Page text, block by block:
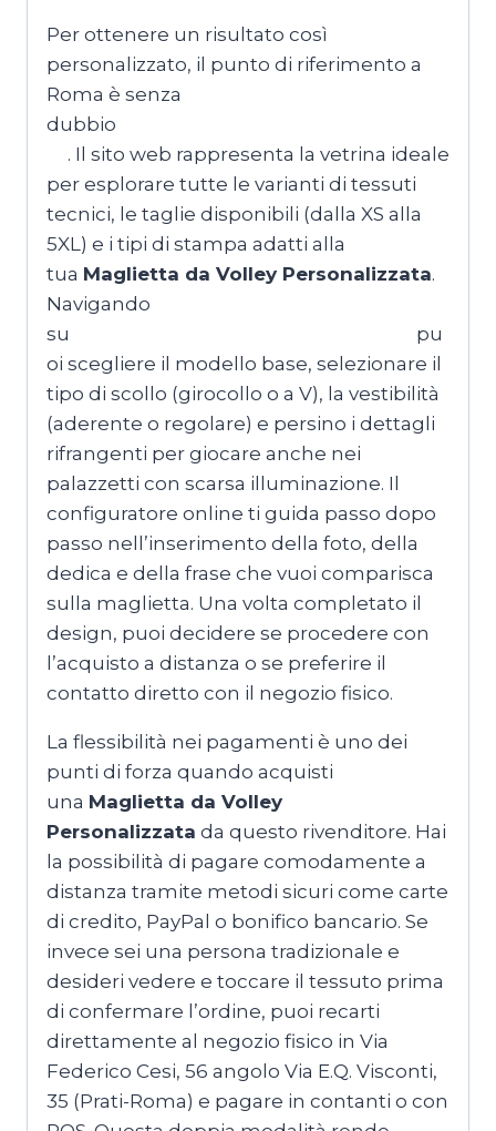
Per ottenere un risultato così
personalizzato, il punto di riferimento a
Roma è senza
dubbio
. Il sito web rappresenta la vetrina ideale
per esplorare tutte le varianti di tessuti
tecnici, le taglie disponibili (dalla XS alla
5XL) e i tipi di stampa adatti alla
tua Maglietta da Volley Personalizzata.
Navigando
su
pu
oi scegliere il modello base, selezionare il
tipo di scollo (girocollo o a V), la vestibilità
(aderente o regolare) e persino i dettagli
rifrangenti per giocare anche nei
palazzetti con scarsa illuminazione. Il
configuratore online ti guida passo dopo
passo nell’inserimento della foto, della
dedica e della frase che vuoi comparisca
sulla maglietta. Una volta completato il
design, puoi decidere se procedere con
l’acquisto a distanza o se preferire il
contatto diretto con il negozio fisico.
La flessibilità nei pagamenti è uno dei
punti di forza quando acquisti
una Maglietta da Volley
Personalizzata da questo rivenditore. Hai
la possibilità di pagare comodamente a
distanza tramite metodi sicuri come carte
di credito, PayPal o bonifico bancario. Se
invece sei una persona tradizionale e
desideri vedere e toccare il tessuto prima
di confermare l’ordine, puoi recarti
direttamente al negozio fisico in Via
Federico Cesi, 56 angolo Via E.Q. Visconti,
35 (Prati-Roma) e pagare in contanti o con